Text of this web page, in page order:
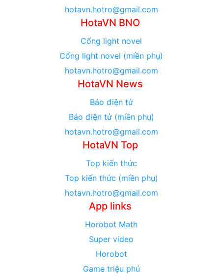
hotavn.hotro@gmail.com
HotaVN BNO
Cổng light novel
Cổng light novel (miền phụ)
hotavn.hotro@gmail.com
HotaVN News
Báo điện tử
Báo điện tử (miền phụ)
hotavn.hotro@gmail.com
HotaVN Top
Top kiến thức
Top kiến thức (miền phụ)
hotavn.hotro@gmail.com
App links
Horobot Math
Super video
Horobot
Game triệu phú